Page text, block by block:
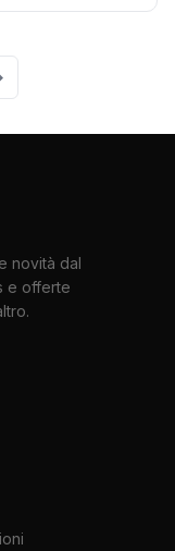
novità dal
e offerte